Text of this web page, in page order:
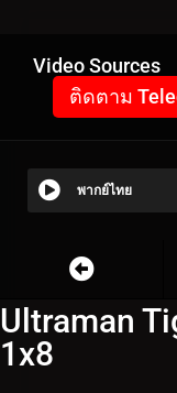
Video Sources
ติดตาม
พากย์ไทย
Ultraman
1x8